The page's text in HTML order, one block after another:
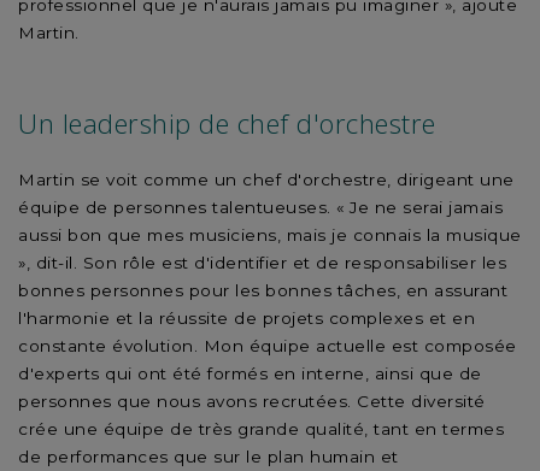
professionnel que je n'aurais jamais pu imaginer », ajoute
Martin.
Un leadership de chef d'orchestre
Martin se voit comme un chef d'orchestre, dirigeant une
équipe de personnes talentueuses. « Je ne serai jamais
aussi bon que mes musiciens, mais je connais la musique
», dit-il. Son rôle est d'identifier et de responsabiliser les
bonnes personnes pour les bonnes tâches, en assurant
l'harmonie et la réussite de projets complexes et en
constante évolution. Mon équipe actuelle est composée
d'experts qui ont été formés en interne, ainsi que de
personnes que nous avons recrutées. Cette diversité
crée une équipe de très grande qualité, tant en termes
de performances que sur le plan humain et